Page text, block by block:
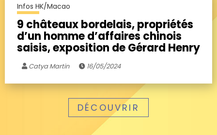
Infos HK/Macao
9 châteaux bordelais, propriétés
d’un homme d’affaires chinois
saisis, exposition de Gérard Henry
Catya Martin 16/05/2024
DÉCOUVRIR